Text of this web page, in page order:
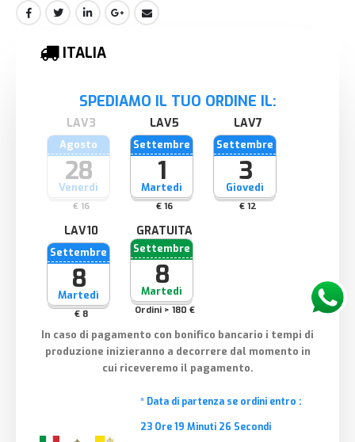
ITALIA
SPEDIAMO IL TUO ORDINE IL:
Venerdì
Agosto
28
€ 16
Martedì
Settembre
1
€ 16
Giovedì
Settembre
3
€ 12
Martedì
Settembre
8
€ 8
GRATUITA
Martedì
Settembre
8
Ordini > 180 €
In caso di pagamento con bonifico bancario i tempi di
produzione inizieranno a decorrere dal momento in
cui riceveremo il pagamento.
* Data di partenza se ordini entro :
23Ore19 Minuti 26 Secondi